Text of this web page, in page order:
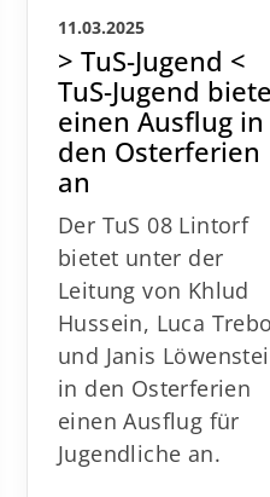
11.03.2025
> TuS-Jugend <
TuS-Jugend
einen Ausflug in
den Osterferien
an
Der TuS 08 Lintorf
bietet unter der
Leitung von Khlud
Hussein, Luca Trebo
und Janis
in den Osterferien
einen Ausflug für
Jugendliche an.